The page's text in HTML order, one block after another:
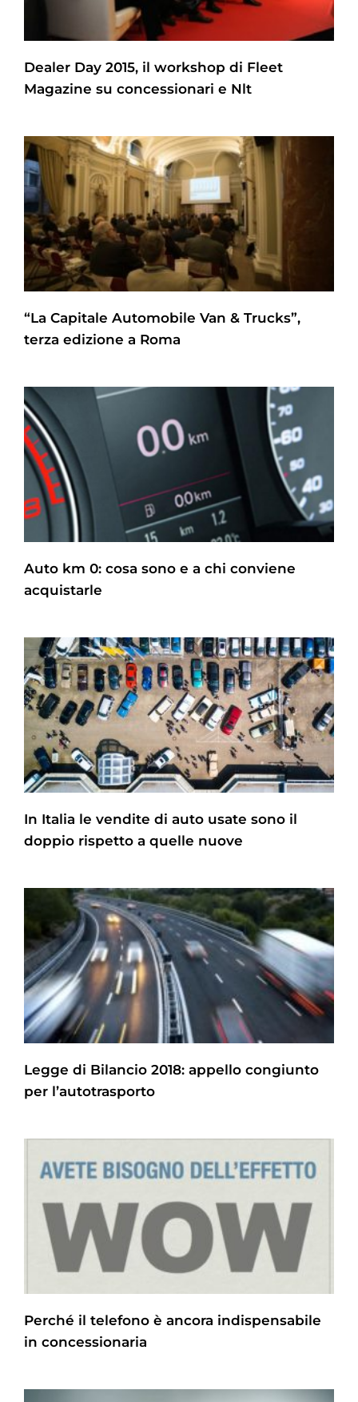
Dealer Day 2015, il workshop di Fleet
Magazine su concessionari e Nlt
“La Capitale Automobile Van & Trucks”,
terza edizione a Roma
Auto km 0: cosa sono e a chi conviene
acquistarle
In Italia le vendite di auto usate sono il
doppio rispetto a quelle nuove
Legge di Bilancio 2018: appello congiunto
per l’autotrasporto
Perché il telefono è ancora indispensabile
in concessionaria